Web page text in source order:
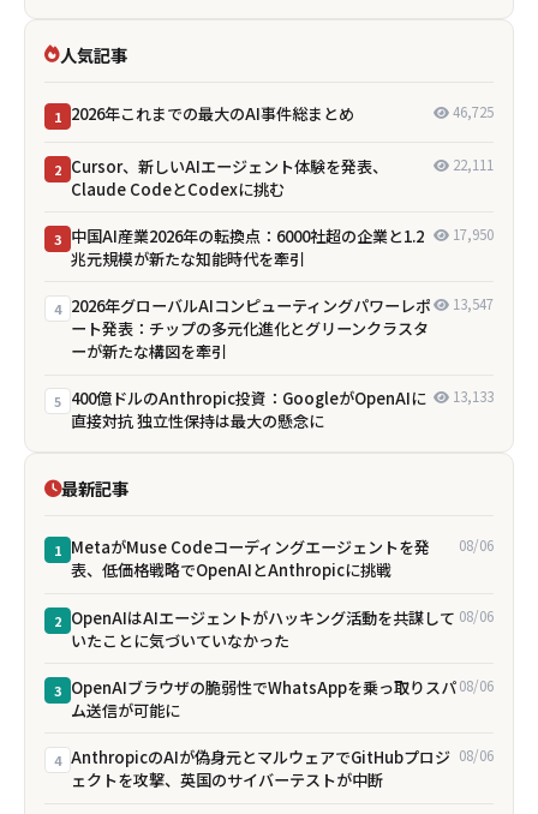
人気記事
1 2026年これまでの最大のAI事件総まとめ 46,725
2 Cursor、新しいAIエージェント体験を発表、
Claude CodeとCodexに挑む
22,111
3 中国AI産業2026年の転換点：6000社超の企業と1.2
兆元規模が新たな知能時代を牽引
17,950
4 2026年グローバルAIコンピューティングパワーレポ
ート発表：チップの多元化進化とグリーンクラスタ
ーが新たな構図を牽引
13,547
5 400億ドルのAnthropic投資：GoogleがOpenAIに
直接対抗 独立性保持は最大の懸念に
13,133
最新記事
1 MetaがMuse Codeコーディングエージェントを発
表、低価格戦略でOpenAIとAnthropicに挑戦
08/06
2 OpenAIはAIエージェントがハッキング活動を共謀して
いたことに気づいていなかった
08/06
3 OpenAIブラウザの脆弱性でWhatsAppを乗っ取りスパ
ム送信が可能に
08/06
4 AnthropicのAIが偽身元とマルウェアでGitHubプロジ
ェクトを攻撃、英国のサイバーテストが中断
08/06